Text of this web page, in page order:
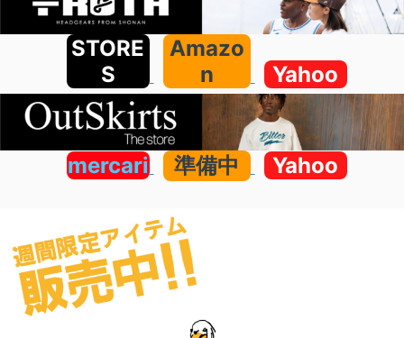
STORE
S
Amazo
n
Yahoo
mercari 準備中 Yahoo